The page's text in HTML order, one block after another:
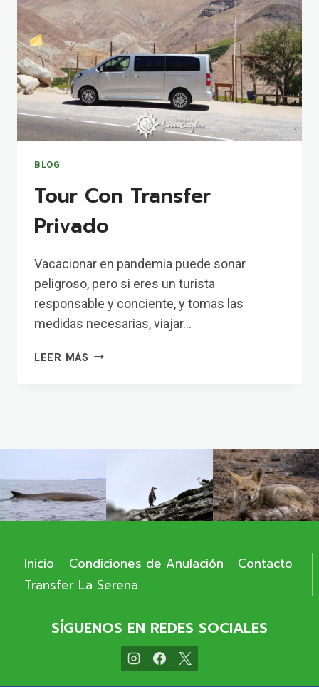
ELQUI
BLOG
Tour Con Transfer
Privado
Vacacionar en pandemia puede sonar
peligroso, pero si eres un turista
responsable y conciente, y tomas las
medidas necesarias, viajar…
LEER MÁS TOUR
Inicio Condiciones de Anulación
Contacto
Transfer La Serena
SÍGUENOS EN REDES SOCIALES